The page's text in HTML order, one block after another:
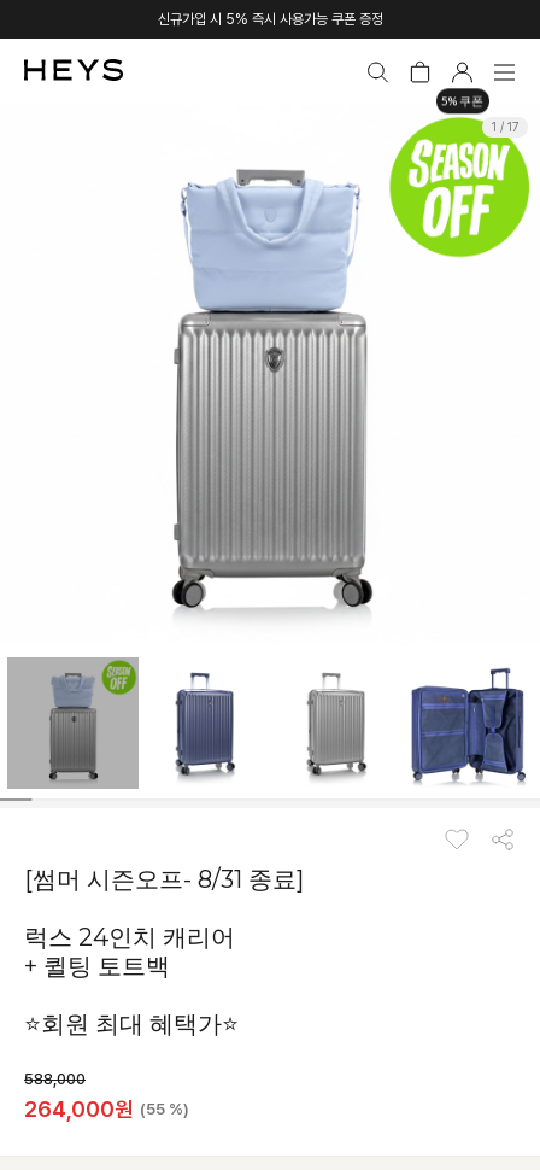
신규가입 시 5% 즉시 사용가능 쿠폰 증정
5% 쿠폰
1 / 17
[썸머 시즌오프- 8/31 종료]
럭스 24인치 캐리어
+ 퀼팅 토트백
⭐회원 최대 혜택가⭐
588,000
264,000원 (55 %)